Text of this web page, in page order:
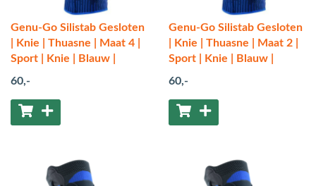
Genu-Go Silistab Gesloten
| Knie | Thuasne | Maat 4 |
Sport | Knie | Blauw |
60,-
Genu-Go Silistab Gesloten
| Knie | Thuasne | Maat 2 |
Sport | Knie | Blauw |
60,-